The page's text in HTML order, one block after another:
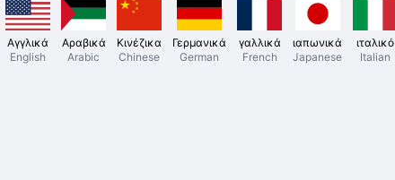
Αγγλικά
English
Αραβικά
Arabic
Κινέζικα
Chinese
Γερμανικά
German
γαλλικά
French
ιαπωνικά
Japanese
ιταλικό
Italian